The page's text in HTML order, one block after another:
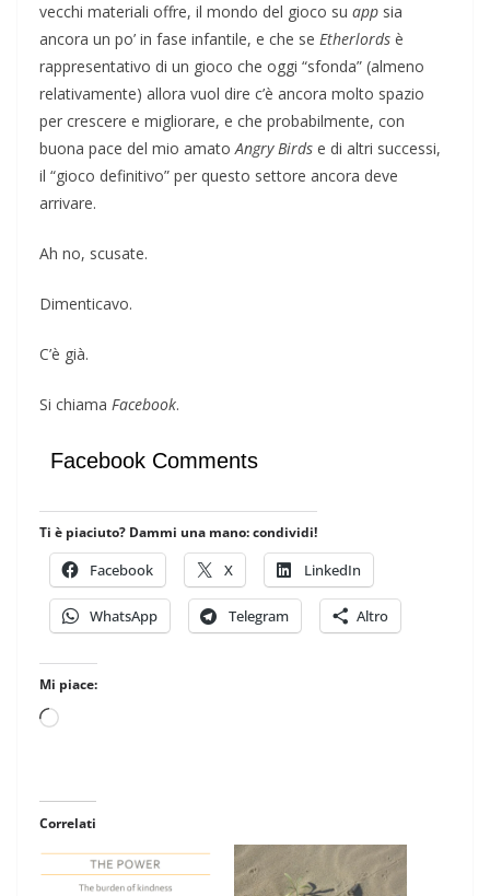
vecchi materiali offre, il mondo del gioco su app sia
ancora un po’ in fase infantile, e che se Etherlords è
rappresentativo di un gioco che oggi “sfonda” (almeno
relativamente) allora vuol dire c’è ancora molto spazio
per crescere e migliorare, e che probabilmente, con
buona pace del mio amatoAngry Birds e di altri successi,
il “gioco definitivo” per questo settore ancora deve
arrivare.
Ah no, scusate.
Dimenticavo.
C’è già.
Si chiama Facebook.
Facebook Comments
Ti è piaciuto? Dammi una mano: condividi!
Facebook X LinkedIn
WhatsApp Telegram Altro
Mi piace:
Caricamento
Correlati